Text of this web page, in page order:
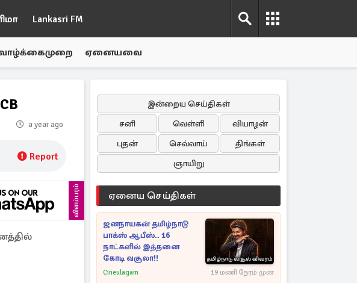
Lankasri FM
ஏனையவை
a year ago
Report
விளம்பரம்
இன்றைய செய்திகள்
சனி
வெள்ளி
வியாழன்
புதன்
செவ்வாய்
திங்கள்
ஞாயிறு
ஏனைய செய்திகள்
ஜனநாயகன் தமிழ்நாடு
பாக்ஸ் ஆபீஸ்.. 16
நாட்களில் இத்தனை
கோடி வசூலா!!
Cineulagam 19 மணி நேரம் முன்